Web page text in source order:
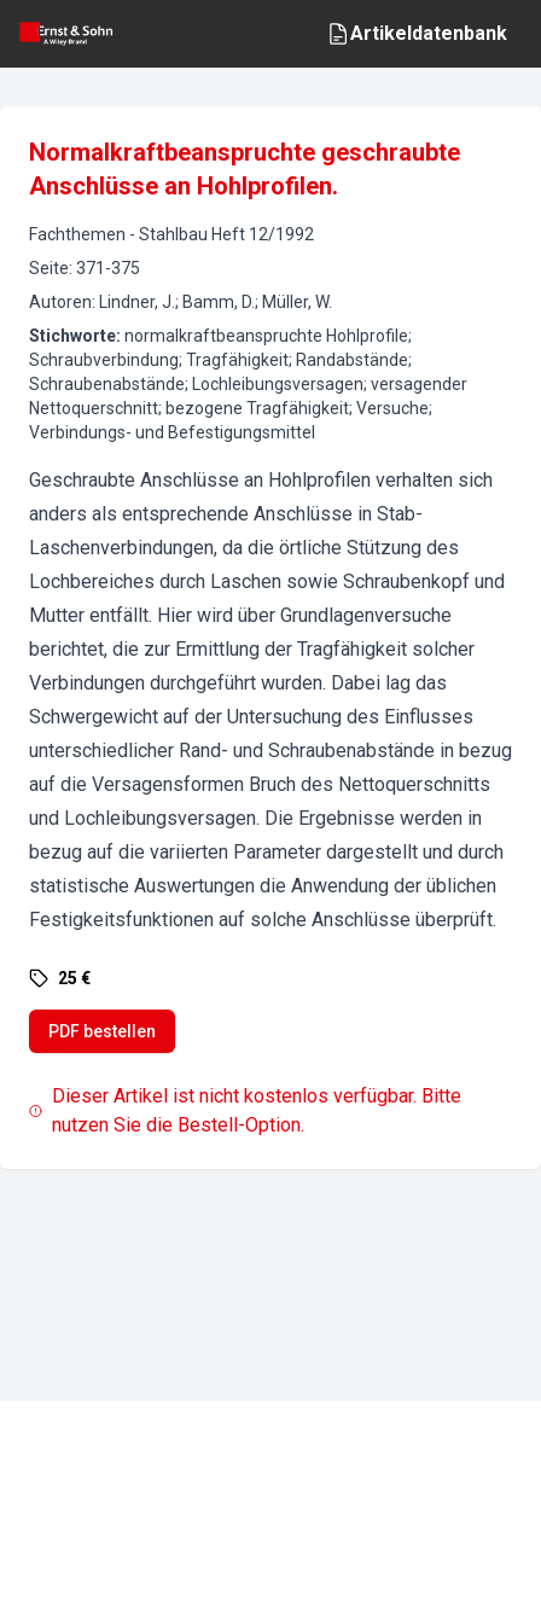
Artikeldatenbank
Normalkraftbeanspruchte geschraubte
Anschlüsse an Hohlprofilen.
Fachthemen - Stahlbau Heft 12/1992
Seite: 371-375
Autoren:
Lindner, J.; Bamm, D.; Müller, W.
Stichworte: normalkraftbeanspruchte Hohlprofile;
Schraubverbindung; Tragfähigkeit; Randabstände;
Schraubenabstände; Lochleibungsversagen; versagender
Nettoquerschnitt; bezogene Tragfähigkeit; Versuche;
Verbindungs- und Befestigungsmittel
Geschraubte Anschlüsse an Hohlprofilen verhalten sich
anders als entsprechende Anschlüsse in Stab-
Laschenverbindungen, da die örtliche Stützung des
Lochbereiches durch Laschen sowie Schraubenkopf und
Mutter entfällt. Hier wird über Grundlagenversuche
berichtet, die zur Ermittlung der Tragfähigkeit solcher
Verbindungen durchgeführt wurden. Dabei lag das
Schwergewicht auf der Untersuchung des Einflusses
unterschiedlicher Rand- und Schraubenabstände in bezug
auf die Versagensformen Bruch des Nettoquerschnitts
und Lochleibungsversagen. Die Ergebnisse werden in
bezug auf die variierten Parameter dargestellt und durch
statistische Auswertungen die Anwendung der üblichen
Festigkeitsfunktionen auf solche Anschlüsse überprüft.
25 €
PDF bestellen
Dieser Artikel ist nicht kostenlos verfügbar. Bitte
nutzen Sie die Bestell-Option.